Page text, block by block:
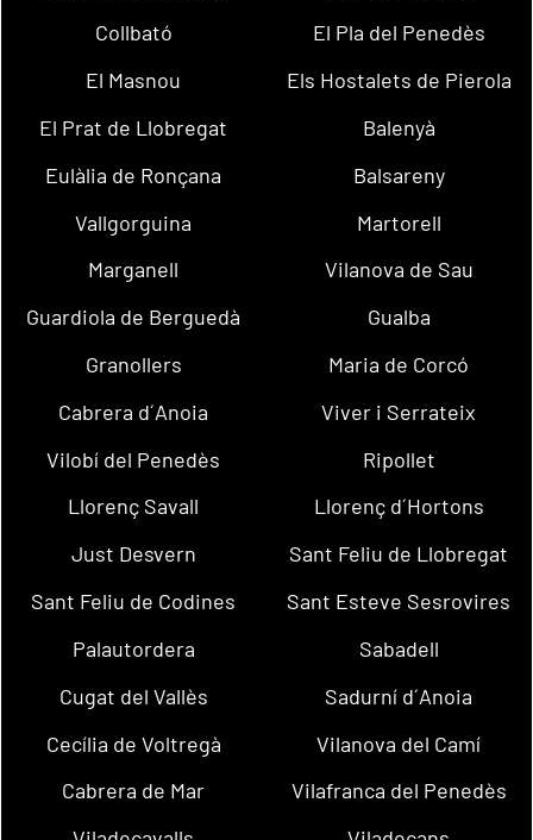
Collbató
El Pla del Penedès
El Masnou
Els Hostalets de Pierola
El Prat de Llobregat
Balenyà
Eulàlia de Ronçana
Balsareny
Vallgorguina
Martorell
Marganell
Vilanova de Sau
Guardiola de Berguedà
Gualba
Granollers
Maria de Corcó
Cabrera d´Anoia
Viver i Serrateix
Vilobí del Penedès
Ripollet
Llorenç Savall
Llorenç d´Hortons
Just Desvern
Sant Feliu de Llobregat
Sant Feliu de Codines
Sant Esteve Sesrovires
Palautordera
Sabadell
Cugat del Vallès
Sadurní d´Anoia
Cecília de Voltregà
Vilanova del Camí
Cabrera de Mar
Vilafranca del Penedès